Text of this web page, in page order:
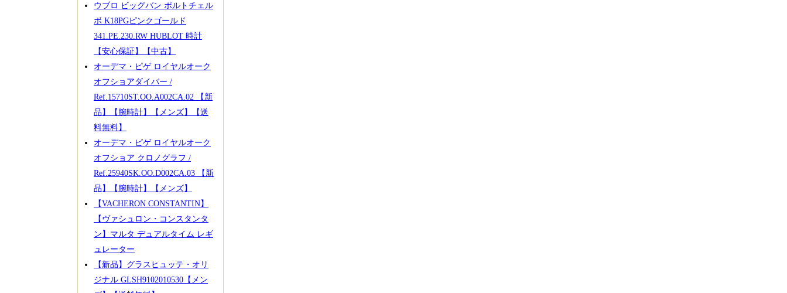
ウブロ ビッグバン ポルトチェル
ボ K18PGピンクゴールド
341.PE.230.RW HUBLOT 時計
【安心保証】【中古】
オーデマ・ピゲ ロイヤルオーク
オフショアダイバー /
Ref.15710ST.OO.A002CA.02 【新
品】【腕時計】【メンズ】【送
料無料】
オーデマ・ピゲ ロイヤルオーク
オフショア クロノグラフ /
Ref.25940SK.OO.D002CA.03 【新
品】【腕時計】【メンズ】
【VACHERON CONSTANTIN】
【ヴァシュロン・コンスタンタ
ン】マルタ デュアルタイム レギ
ュレーター
【新品】グラスヒュッテ・オリ
ジナル GLSH9102010530【メン